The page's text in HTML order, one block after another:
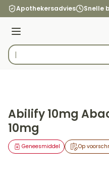
Ga naar de inhoud
Apothekersadvies Snelle
Menu
Product, merk,
Abilify 10mg
10mg
Op
Geneesmiddel